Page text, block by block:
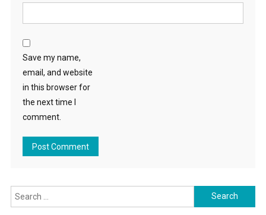
Save my name,
email, and website
in this browser for
the next time I
comment.
Search for: